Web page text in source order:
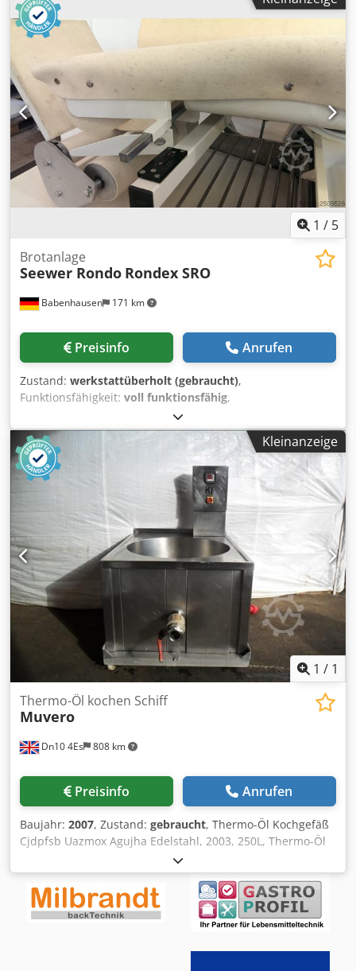
6,7cm. Abmessungen insgesamt - 246x90x150cm Busch
Pumpe RA 00.63, 0.5mbar. NDEX.21.
1 / 5
Babenhausen 171 km
Brotanlage
Seewer Rondo Rondex SRO
Preisinfo Anrufen
Zustand: werkstattüberholt (gebraucht),
Funktionsfähigkeit: voll funktionsfähig,
, Jahr der letzten Überholung:
2026, DGUV geprüft bis:07/2027, Leergewicht:320 kg,
Eingangsfrequenz:
, Art des Eingangsstroms:
Drehstrom
, Rundwirker ueberholt TOP Seewer Rondo
Rondex S Der Vor und Rundwirker fuer versch. Teigarten
Mischbrot oder Weizen/Roggen alle Filze neu Passend fuer
Seewer Rondo SKO Modelle Für beste Rundwirk Produkte!
Qualitaet mit 35 Jahren Erfahrung! Gebrauchtmaschine
überholt mit Gewaehrleistung + Ersatzteil Service Option:
Chsdpfxjcpr H Ae Aguja Maschinen halte Bügel
Wartungsvertrag Einweisung & Inbetriebnahme Besuchen
Sie unser großes Lager mit vielen Bäckereimaschinen!
Kleinanzeige
1 / 1
Dn10 4Es 808 km
Thermo-Öl kochen Schiff
Muvero
Preisinfo Anrufen
Baujahr: 2007, Zustand: gebraucht, Thermo-Öl Kochgefäß
Cjdpfsb Uazmox Agujha Edelstahl, 2003, 250L, Thermo-Öl
Kochgefäß, bis zu 250' C Temperatur einstellbar.